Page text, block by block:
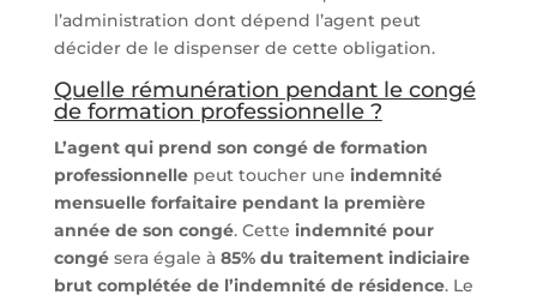
l’administration dont dépend l’agent peut
décider de le dispenser de cette obligation.
Quelle rémunération pendant le congé
de formation professionnelle ?
L’agent qui prend son congé de formation
professionnellepeut toucher une indemnité
mensuelle forfaitaire pendant la première
année de son congé. Cette indemnité pour
congésera égale à 85% du traitement indiciaire
brut complétée de l’indemnité de résidence. Le